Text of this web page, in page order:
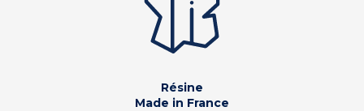
Résine
Made in France